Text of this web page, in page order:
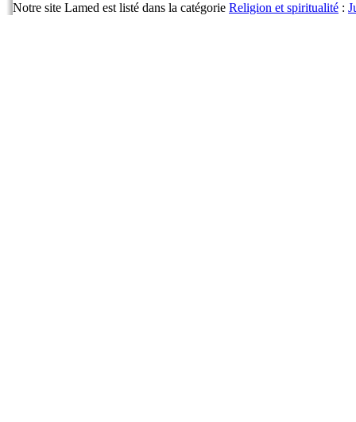
Notre site Lamed est listé dans la catégorie Religion et spiritualité :